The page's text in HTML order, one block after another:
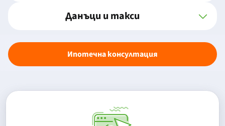
Данъци и такси
Ипотечна консултация